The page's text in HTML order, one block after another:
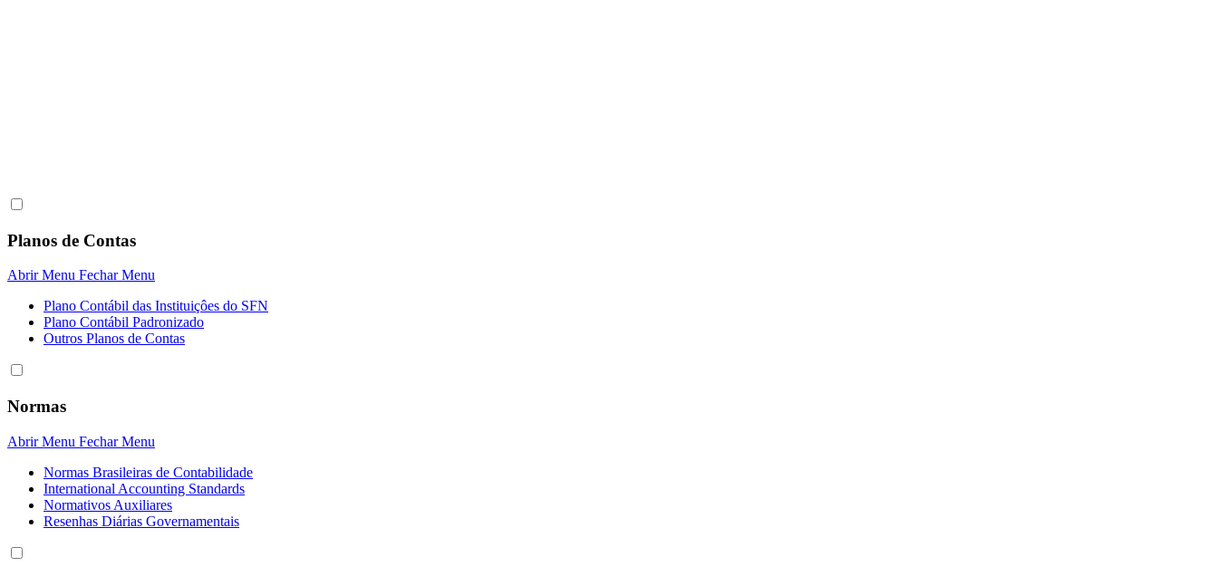
Planos de Contas
Abrir Menu Fechar Menu
Plano Contábil das Instituiçôes do SFN
Plano Contábil Padronizado
Outros Planos de Contas
Normas
Abrir Menu Fechar Menu
Normas Brasileiras de Contabilidade
International Accounting Standards
Normativos Auxiliares
Resenhas Diárias Governamentais